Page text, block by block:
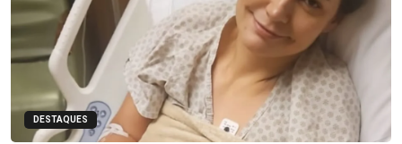
DESTAQUES